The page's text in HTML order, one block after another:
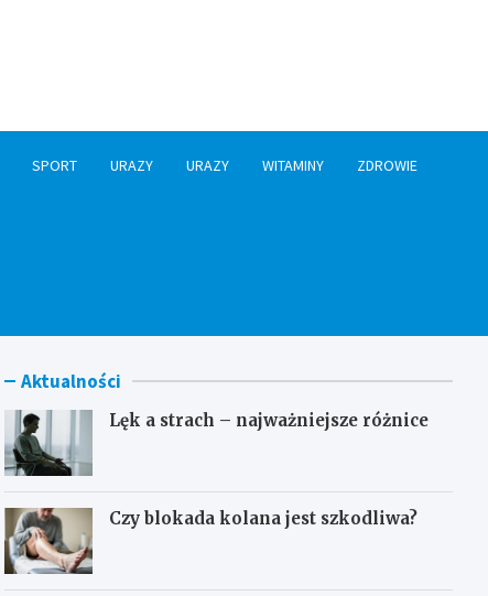
SPORT URAZY URAZY WITAMINY ZDROWIE
Aktualności
Lęk a strach – najważniejsze różnice
Czy blokada kolana jest szkodliwa?